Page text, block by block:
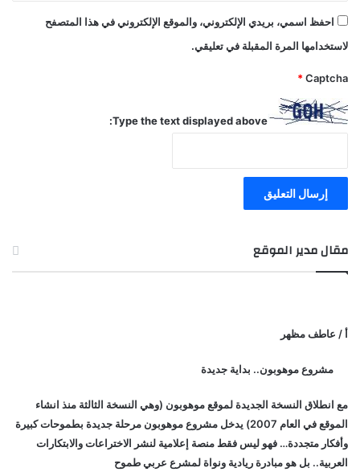
احفظ اسمي، بريدي الإلكتروني، والموقع الإلكتروني في هذا المتصفح
لاستخدامها المرة المقبلة في تعليقي.
Captcha
*
Type the text displayed above:
مقال مدير الموقع
أ / عاطف مظهر
مشروع موهوبون.. بداية جديدة
مع انطلاق النسخة الجديدة لموقع موهوبون (وهي النسخة الثالثة منذ انشاء
الموقع في العام 2007) يدخل مشروع موهوبون مرحلة جديدة بطموحات كبيرة
وأفكار متجددة… فهو ليس فقط منصة إعلامية لنشر الاختراعات والابتكارات
العربية.. بل هو مبادرة ريادية ونواة لمشرع عربي طموح